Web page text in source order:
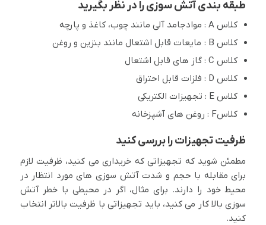
طبقه بندی آتش سوزی را در نظر بگیرید
کلاس A : موادجامد آلی مانند چوب، کاغذ و پارچه
کلاس B : مایعات قابل اشتعال مانند بنزین و روغن
کلاس C : گاز های قابل اشتعال
کلاس D : فلزات قابل احتراق
کلاس E : تجهیزات الکتریکی
کلاسF : روغن های آشپزخانه
ظرفیت تجهیزات را بررسی کنید
مطمئن شوید که تجهیزاتی که خریداری می کنید، ظرفیت لازم
برای مقابله با حجم و شدت آتش سوزی های مورد انتظار در
محیط خود را دارند. برای مثال، اگر در محیطی با خطر آتش
سوزی بالا کار می کنید، باید تجهیزاتی با ظرفیت بالاتر انتخاب
کنید.